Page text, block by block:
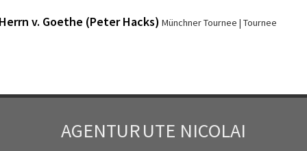
v. Goethe (Peter Hacks) Münchner Tournee Tournee
AGENTURUTE NICOLAI